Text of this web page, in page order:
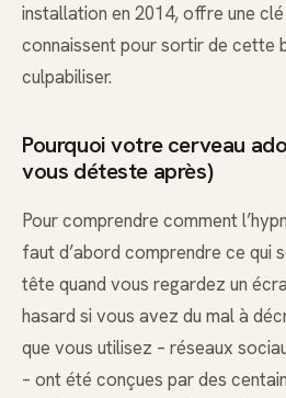
installation en 2014, offre une clé
connaissent pour sortir de cette
culpabiliser.
Pourquoi votre cerveau
vous déteste après)
Pour comprendre comment
faut d’abord comprendre ce qui
tête quand vous regardez un
hasard si vous avez du mal à
que vous utilisez – réseaux
– ont été conçues par des